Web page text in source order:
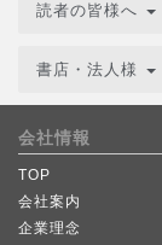
読者の皆様へ
書店・法人様
会社情報
TOP
会社案内
企業理念